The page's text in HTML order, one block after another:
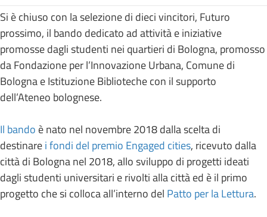
Si è chiuso con la selezione di dieci vincitori, Futuro
prossimo, il bando dedicato ad attività e iniziative
promosse dagli studenti nei quartieri di Bologna, promosso
da Fondazione per l’Innovazione Urbana, Comune di
Bologna e Istituzione Biblioteche con il supporto
dell’Ateneo bolognese.
Il bando è nato nel novembre 2018 dalla scelta di
destinarei fondi del premio Engaged cities, ricevuto dalla
città di Bologna nel 2018, allo sviluppo di progetti ideati
dagli studenti universitari e rivolti alla città ed è il primo
progetto che si colloca all’interno del Patto per la Lettura.